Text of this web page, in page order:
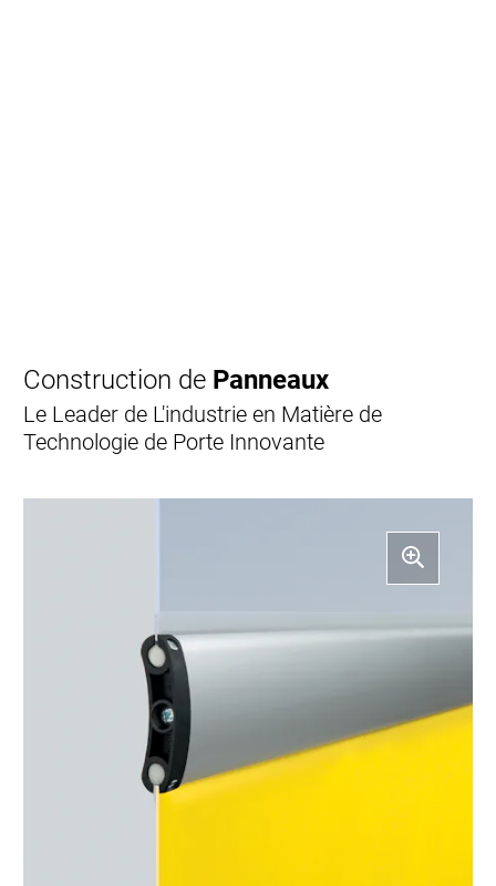
Construction de Panneaux
Le Leader de L'industrie en Matière de
Technologie de Porte Innovante